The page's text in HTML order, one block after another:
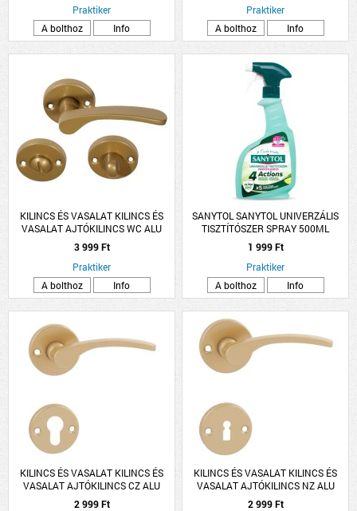
Praktiker
A bolthoz
Info
Praktiker
A bolthoz
Info
KILINCS ÉS VASALAT KILINCS ÉS
VASALAT AJTÓKILINCS WC ALU
ARANY LANA ROZETTÁS
3 999 Ft
Praktiker
A bolthoz
Info
SANYTOL SANYTOL UNIVERZÁLIS
TISZTÍTÓSZER SPRAY 500ML
1 999 Ft
Praktiker
A bolthoz
Info
KILINCS ÉS VASALAT KILINCS ÉS
VASALAT AJTÓKILINCS CZ ALU
ARANY LANA ROZETTÁS
2 999 Ft
KILINCS ÉS VASALAT KILINCS ÉS
VASALAT AJTÓKILINCS NZ ALU
ARANY LANA ROZETTÁS
2 999 Ft